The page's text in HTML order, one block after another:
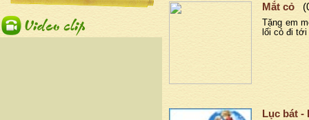
Mắt cỏ
Tặng em
lối cỏ đi
Lục bát -